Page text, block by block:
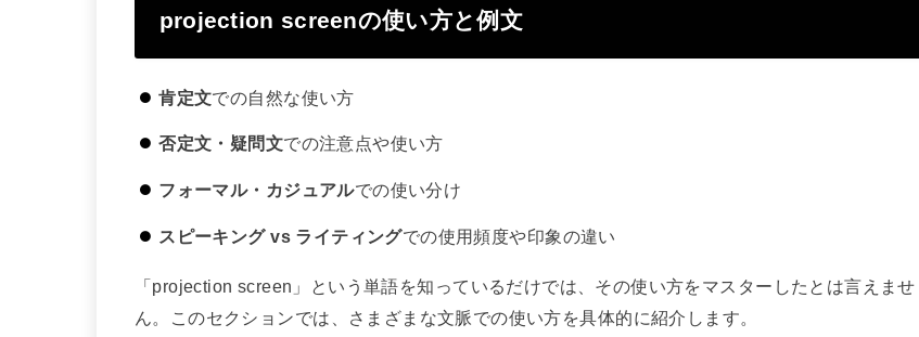
projection screenの使い方と例文
肯定文での自然な使い方
否定文・疑問文での注意点や使い方
フォーマル・カジュアルでの使い分け
スピーキング vs ライティングでの使用頻度や印象の違い
「projection screen」という単語を知っているだけでは、その使い方をマスターしたとは言えませ
ん。このセクションでは、さまざまな文脈での使い方を具体的に紹介します。